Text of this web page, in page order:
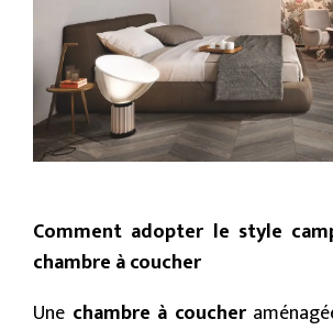
Comment adopter le style
chambre à coucher
Une chambre à coucher